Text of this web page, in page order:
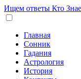
Ищем ответы Кто
Главная
Сонник
Гадания
Астрология
История